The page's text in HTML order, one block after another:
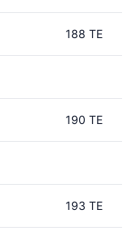
188 TE
190 TE
193 TE